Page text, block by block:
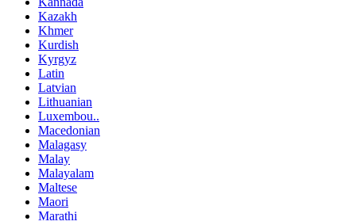
Kazakh
Khmer
Kurdish
Kyrgyz
Latin
Latvian
Lithuanian
Luxembou..
Macedonian
Malagasy
Malay
Malayalam
Maltese
Maori
Marathi